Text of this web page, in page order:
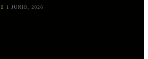
1 JUNIO, 2026